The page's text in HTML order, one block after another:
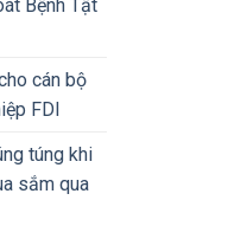
Bệnh Tật
cán bộ
FDI
túng khi
sắm qua